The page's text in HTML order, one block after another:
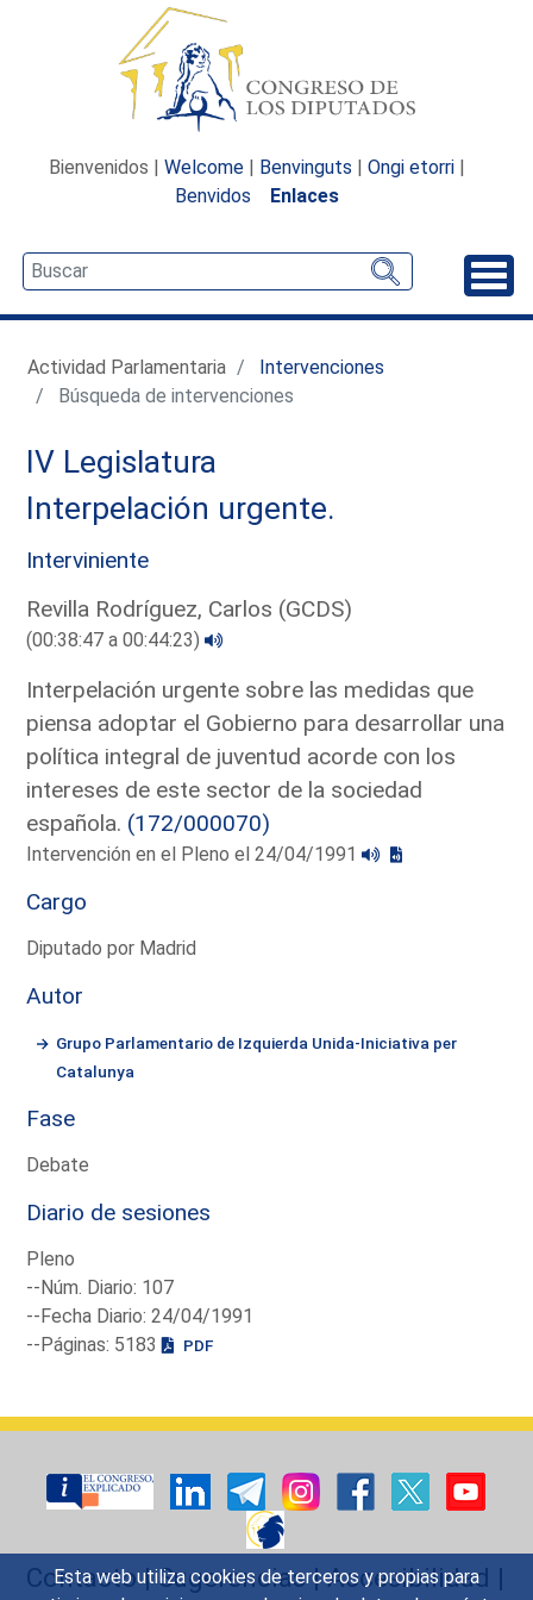
Esta web utiliza cookies de terceros y propias para
Bienvenidos | Welcome | Benvinguts | Ongi etorri |
Benvidos
Enlaces
Actividad Parlamentaria
Intervenciones
Búsqueda de intervenciones
IV Legislatura
Interpelación urgente.
Interviniente
Revilla Rodríguez, Carlos (GCDS)
(00:38:47 a 00:44:23)
Interpelación urgente sobre las medidas que
piensa adoptar el Gobierno para desarrollar una
política integral de juventud acorde con los
intereses de este sector de la sociedad
española. (172/000070)
Intervención en el Pleno el 24/04/1991
Cargo
Diputado por Madrid
Autor
Grupo Parlamentario de Izquierda Unida-Iniciativa per
Catalunya
Fase
Debate
Diario de sesiones
Pleno
--Núm. Diario: 107
--Fecha Diario: 24/04/1991
--Páginas: 5183
PDF
Contacto|Sugerencias|Accesibilidad |